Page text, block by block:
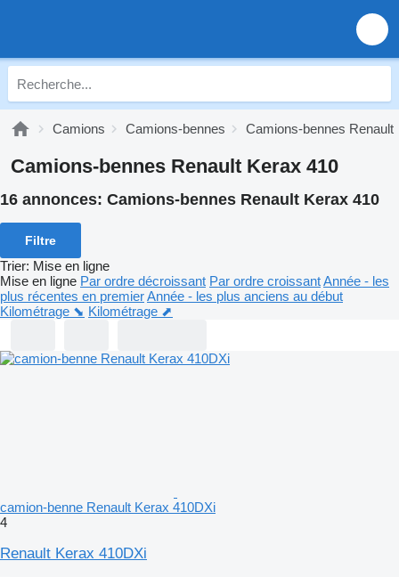
Camions Camions-bennes Camions-bennes Renault
Camions-bennes Renault Kerax 410
16 annonces: Camions-bennes Renault Kerax 410
Filtre
Trier: Mise en ligne
Mise en ligne Par ordre décroissant Par ordre croissantAnnée - les
plus récentes en premierAnnée - les plus anciens au début
Kilométrage ⬊ Kilométrage ⬈
camion-benne Renault Kerax 410DXi
4
Renault Kerax 410DXi